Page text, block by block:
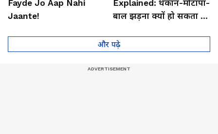
Fayde Jo Aap Nahi
Jaante!
Explained: थकान-मोटापा-
बाल झड़ना क्यों हो सकता है
Anju Gupta
और पढ़े